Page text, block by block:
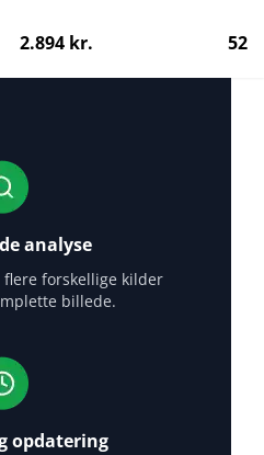
2.894 kr. 529
analyse
forskellige kilder
billede.
opdatering